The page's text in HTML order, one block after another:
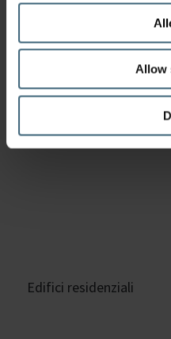
Allow
Edifici residenziali